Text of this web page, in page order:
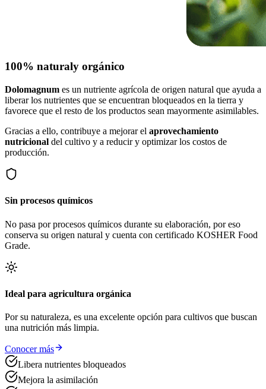
100% naturaly orgánico
Dolomagnum es un nutriente agrícola de origen natural que ayuda a
liberar los nutrientes que se encuentran bloqueados en la tierra y
favorece que el resto de los productos sean mayormente asimilables.
Gracias a ello, contribuye a mejorar el aprovechamiento
nutricional del cultivo y a reducir y optimizar los costos de
producción.
Sin procesos químicos
No pasa por procesos químicos durante su elaboración, por eso
conserva su origen natural y cuenta con certificado KOSHER Food
Grade.
Ideal para agricultura orgánica
Por su naturaleza, es una excelente opción para cultivos que buscan
una nutrición más limpia.
Conocer más
Libera nutrientes bloqueados
Mejora la asimilación